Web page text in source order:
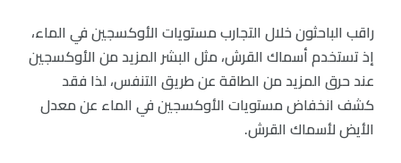
راقب الباحثون خلال التجارب مستويات الأوكسجين في الماء،
إذ تستخدم أسماك القرش، مثل البشر المزيد من الأوكسجين
عند حرق المزيد من الطاقة عن طريق التنفس، لذا فقد
كشف انخفاض مستويات الأوكسجين في الماء عن معدل
الأيض لأسماك القرش.